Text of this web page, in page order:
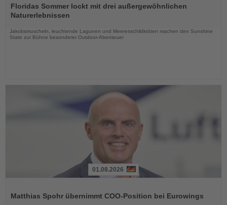
Sie
die
Floridas Sommer lockt mit drei außergewöhnlichen
Naturerlebnissen
Jakobsmuscheln, leuchtende Lagunen und Meeresschildkröten machen den Sunshine
State zur Bühne besonderer Outdoor-Abenteuer
die
01.08.2026
Matthias Spohr übernimmt COO-Position bei Eurowings